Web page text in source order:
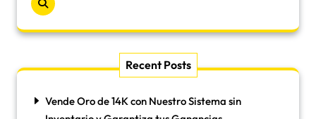
Recent Posts
Vende Oro de 14K con Nuestro Sistema sin